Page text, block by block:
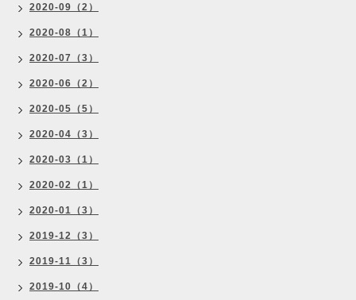
2020-09（2）
2020-08（1）
2020-07（3）
2020-06（2）
2020-05（5）
2020-04（3）
2020-03（1）
2020-02（1）
2020-01（3）
2019-12（3）
2019-11（3）
2019-10（4）